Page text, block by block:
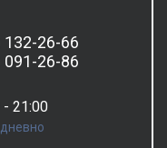
132-26-66
091-26-86
- 21:00